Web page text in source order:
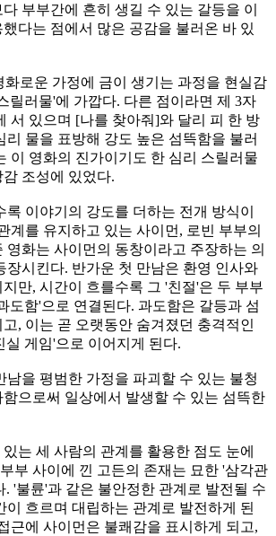
부부간에 흔히 생길 수 있는 갈등을 이
다는 점에서 많은 공감을 불러온 바 있
화로운 가정에 금이 생기는 과정을 현실감
릴러물'에 가깝다. 다른 점이라면 제 3자
서 있으며 [나를 찾아줘]와 달리 피 한 방
리 물을 표방해 강도 높은 섬뜩함을 불러
이 영화의 진가이기도 한 심리 스릴러물
조성에 있었다.
록 이야기의 강도를 더하는 전개 방식이
계를 유지하고 있는 사이먼, 로빈 부부의
영화는 사이먼의 동창이라고 주장하는 의
장시킨다. 반가운 첫 만남은 환영 인사와
만, 시간이 흐를수록 그 '친절'은 두 부부
도함'으로 연결된다. 과도함은 갈등과 섬
, 이는 곧 오랫동안 숨겨졌던 충격적인
실 게임'으로 이어지게 된다.
남을 평범한 가정을 파괴할 수 있는 불청
으로써 일상에서 발생할 수 있는 섬뜩한
는 세 사람의 관계를 활용한 점도 눈에
부 사이에 낀 고든의 존재는 묘한 '삼각관
. '불륜'과 같은 불안정한 관계로 발전될 수
이 흐르며 대립하는 관계로 발전하게 된
근에 사이먼은 불쾌감을 표시하게 되고,